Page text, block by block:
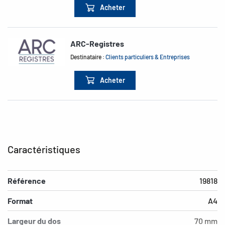
Acheter
ARC-Registres
Destinataire :Clients particuliers & Entreprises
Acheter
Caractéristiques
Référence 19818
Format A4
Largeur du dos 70 mm